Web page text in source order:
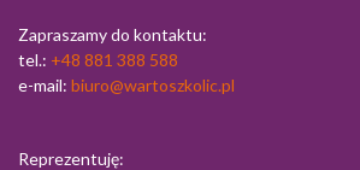
Zapraszamy do kontaktu:
tel.: +48 881 388 588
e-mail: biuro@wartoszkolic.pl
Reprezentuję: